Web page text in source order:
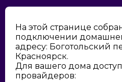
На этой странице
подключении
адресу: Боготольский
Красноярск.
Для вашего дома
провайдеров: